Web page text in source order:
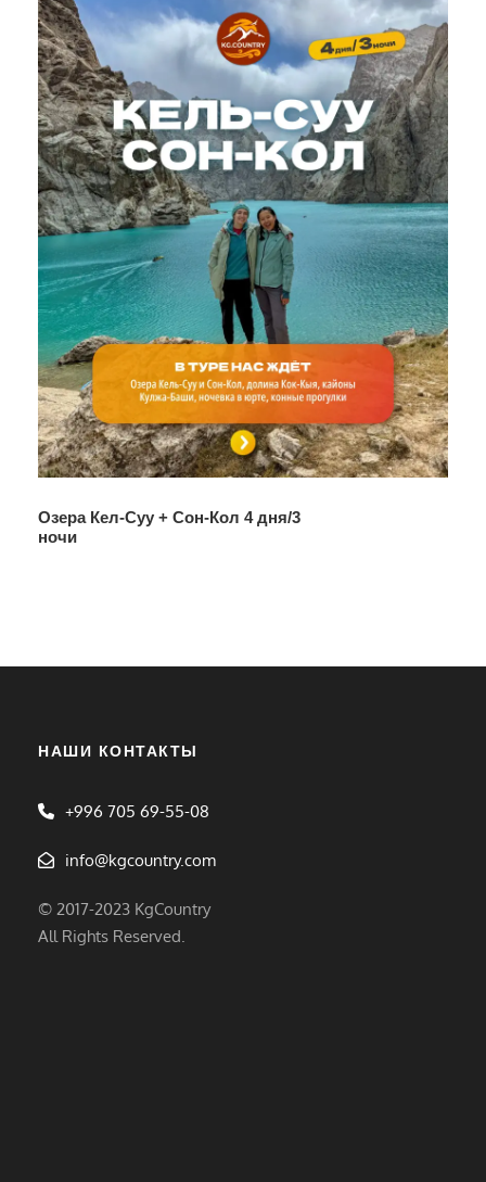
Озера Кел-Суу + Сон-Кол 4 дня/3
ночи
НАШИ КОНТАКТЫ
+996 705 69-55-08
info@kgcountry.com
© 2017-2023 KgCountry
All Rights Reserved.